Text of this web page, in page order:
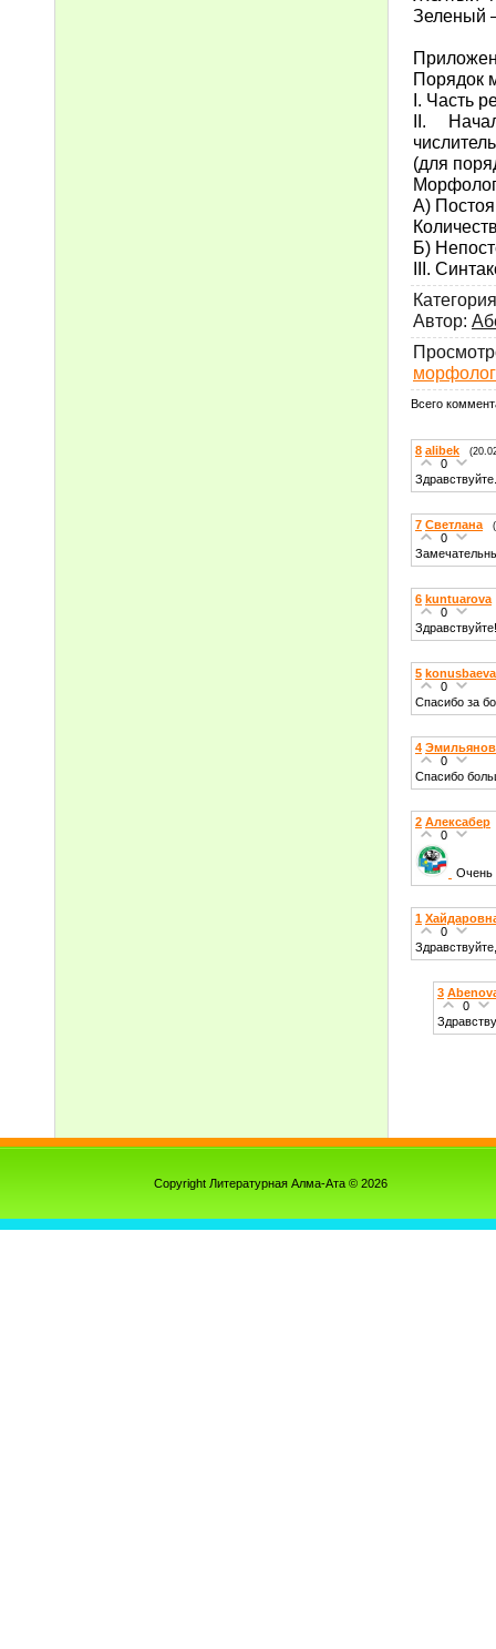
Зеленый
Порядок
I. Часть
II.
(для
А)
Б)
III.
Категория
Автор:
Всего
8 alibek
0
7 Светлана
0
6 kuntuarova
0
5 konusbaeva
0
Спасибо за
4
0
Спасибо
2 Алексабер
0
Очень
1
0
3
0
Copyright Литературная Алма-Ата © 2026